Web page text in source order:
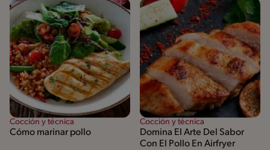
Cocción y técnica
Cómo marinar pollo
Cocción y técnica
Domina El Arte Del Sabor
Con El Pollo En Airfryer